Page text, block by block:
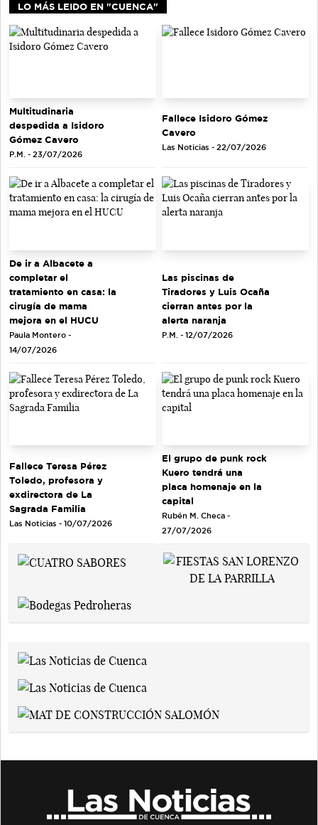
LO MÁS LEIDO EN "CUENCA"
Multitudinaria
despedida a Isidoro
Gómez Cavero
P.M. - 23/07/2026
Fallece Isidoro Gómez
Cavero
Las Noticias - 22/07/2026
De ir a Albacete a
completar el
tratamiento en casa: la
cirugía de mama
mejora en el HUCU
Paula Montero -
14/07/2026
Las piscinas de
Tiradores y Luis Ocaña
cierran antes por la
alerta naranja
P.M. - 12/07/2026
Fallece Teresa Pérez
Toledo, profesora y
exdirectora de La
Sagrada Familia
Las Noticias - 10/07/2026
El grupo de punk rock
Kuero tendrá una
placa homenaje en la
capital
Rubén M. Checa -
27/07/2026